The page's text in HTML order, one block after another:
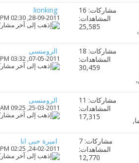
مشاركات: 16
المشاهدات:
25,585
lionking
28-09-2011,
02:30 PM
مشاركات: 18
المشاهدات:
30,459
الرومنسى
07-05-2011,
03:32 PM
مشاركات: 11
المشاهدات:
17,315
الرومنسى
25-03-2011,
09:25 AM
مشاركات: 7
المشاهدات:
12,770
اميرة حبى انا
24-02-2011,
02:25 PM